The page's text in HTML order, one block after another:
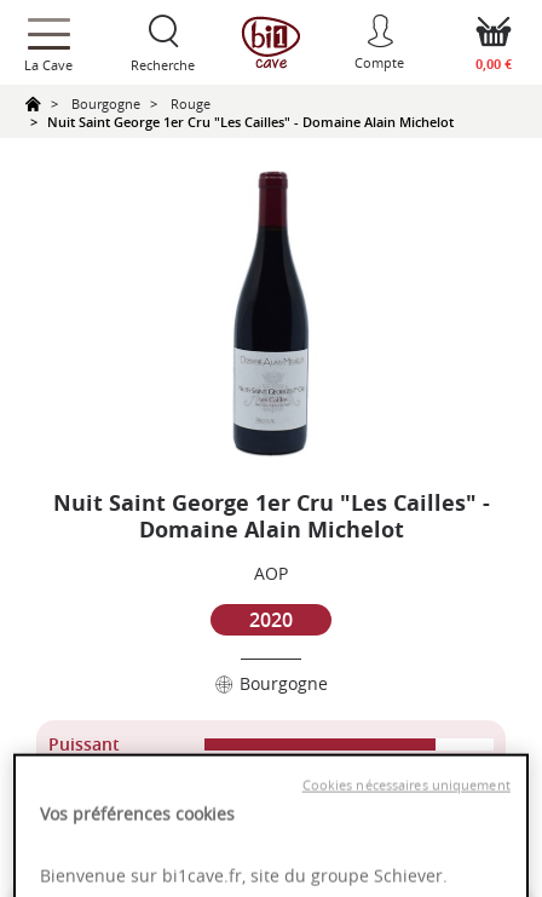
text.skipToContent
text.skipToNavigation
La Cave Recherche Compte 0,00 €
Bourgogne
Rouge
Nuit Saint George 1er Cru "Les Cailles" - Domaine Alain Michelot
Nuit Saint George 1er Cru "Les Cailles" -
Domaine Alain Michelot
AOP
2020
Bourgogne
Puissant
Epicé
Vos préférences cookies
Bienvenue sur bi1cave.fr, site du groupe Schiever.
Cookies nécessaires uniquement